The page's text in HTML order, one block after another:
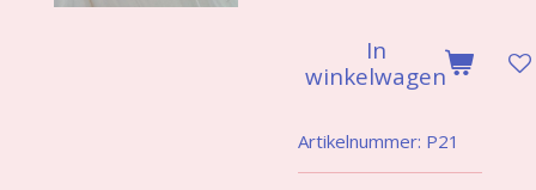
In
winkelwagen
Artikelnummer: P21